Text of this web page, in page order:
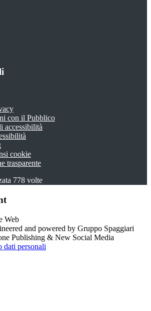
con il Pubblico
accessibilità
cookie
trasparente
778 volte
and powered by Gruppo Spaggiari
Publishing & New Social Media
dati personali